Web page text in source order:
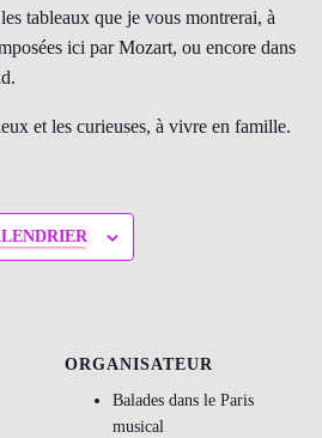
tableaux que je vous montrerai, à
ici par Mozart, ou encore dans
et les curieuses, à vivre en famille.
ORGANISATEUR
Balades dans le Paris
musical